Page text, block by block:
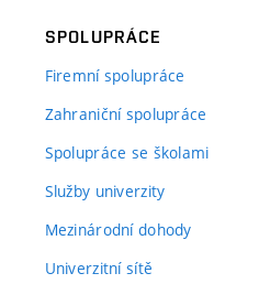
SPOLUPRÁCE
Firemní spolupráce
Zahraniční spolupráce
Spolupráce se školami
Služby univerzity
Mezinárodní dohody
Univerzitní sítě